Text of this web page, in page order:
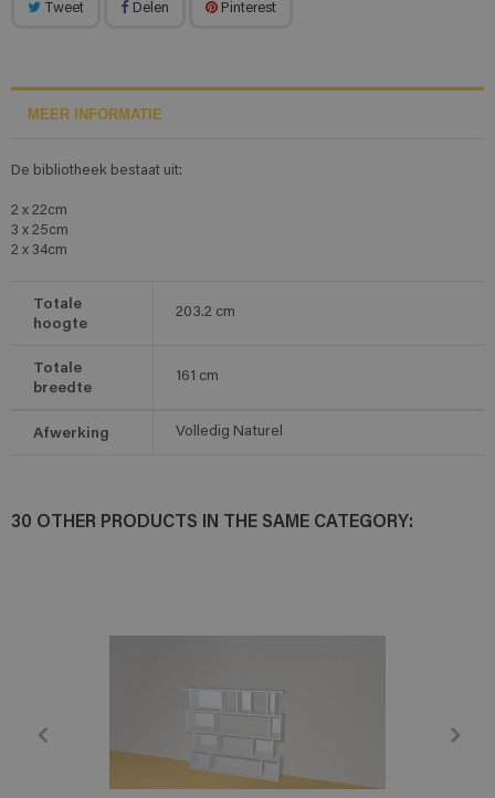
Tweet Delen Pinterest
MEER INFORMATIE
De bibliotheek bestaat uit:
2 x 22cm
3 x 25cm
2 x 34cm
Totale
hoogte
203.2 cm
Totale
breedte
161 cm
Afwerking Volledig Naturel
30 OTHER PRODUCTS IN THE SAME CATEGORY: